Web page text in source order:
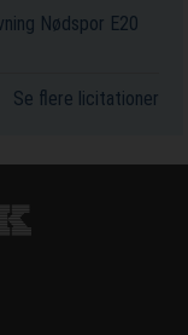
Nødspor E20
Se flere licitationer